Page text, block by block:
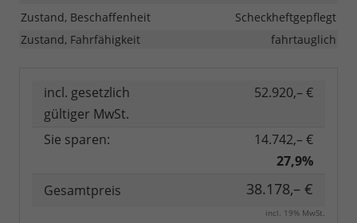
Zustand, Beschaffenheit
Scheckheftgepflegt
Zustand, Fahrfähigkeit
fahrtauglich
incl. gesetzlich
gültiger MwSt.
52.920,– €
Sie sparen:
14.742,– €
27,9%
Gesamtpreis
38.178,– €
incl. 19% MwSt.